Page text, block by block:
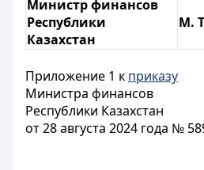
Министр финансов
Республики
Казахстан
М.
Приложение 1 к приказу
Министра финансов
Республики Казахстан
от 28 августа 2024 года №